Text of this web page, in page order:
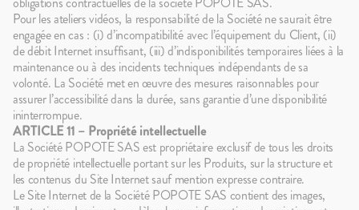
Pour les ateliers vidéos, la responsabilité de la Société ne saurait être
engagée en cas : (i) d’incompatibilité avec l’équipement du Client, (ii)
de débit Internet insuffisant, (iii) d’indisponibilités temporaires liées à la
maintenance ou à des incidents techniques indépendants de sa
volonté. La Société met en œuvre des mesures raisonnables pour
assurer l’accessibilité dans la durée, sans garantie d’une disponibilité
ininterrompue.
ARTICLE 11 – Propriété intellectuelle
La Société POPOTE SAS est propriétaire exclusif de tous les droits
de propriété intellectuelle portant sur les Produits, sur la structure et
les contenus du Site Internet sauf mention expresse contraire.
Le Site Internet de la Société POPOTE SAS contient des images,